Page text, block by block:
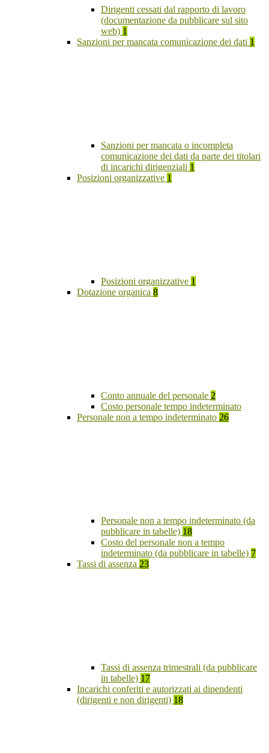
Dirigenti cessati dal rapporto di lavoro
(documentazione da pubblicare sul sito
web) 1
Sanzioni per mancata comunicazione dei dati 1
Sanzioni per mancata o incompleta
comunicazione dei dati da parte dei titolari
di incarichi dirigenziali 1
Posizioni organizzative 1
Posizioni organizzative 1
Dotazione organica 8
Conto annuale del personale 2
Costo personale tempo indeterminato
Personale non a tempo indeterminato 26
Personale non a tempo indeterminato (da
pubblicare in tabelle) 18
Costo del personale non a tempo
indeterminato (da pubblicare in tabelle) 7
Tassi di assenza 23
Tassi di assenza trimestrali (da pubblicare
in tabelle) 17
Incarichi conferiti e autorizzati ai dipendenti
(dirigenti e non dirigenti) 18